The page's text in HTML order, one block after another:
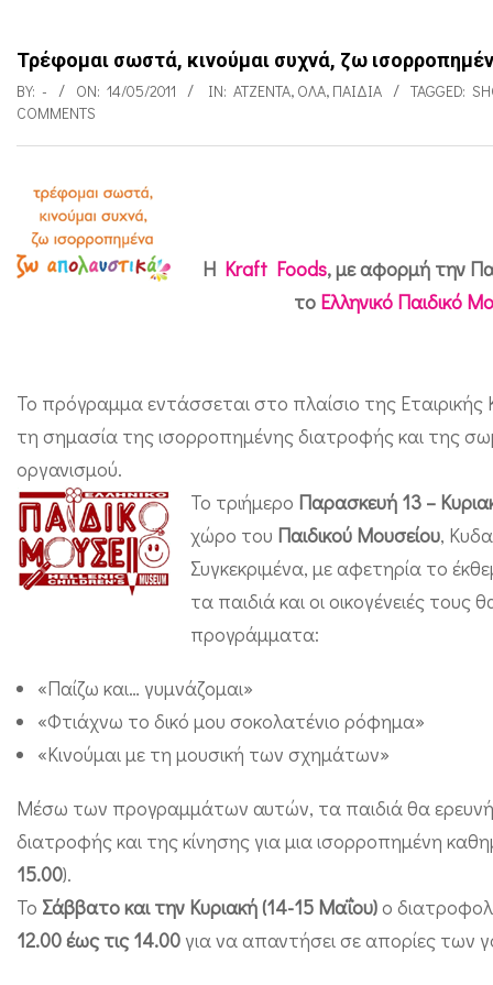
Τρέφομαι σωστά, κινούμαι συχνά, ζω
BY: - ON: 14/05/2011 IN: ΑΤΖΈΝΤΑ, ΌΛΑ, ΠΑΙΔΙΑ TAGGED:
COMMENTS
ρ
μ
α
ι
σ
ω
σ
,
κ
ι
ο
ύ
μ
α
H Kraft Foods, με αφορμή την
το Ελληνικό Παιδικό
Το πρόγραμμα εντάσσεται στο πλαίσιο της Εταιρικής
τη σημασία της ισορροπημένης διατροφής και της
οργανισμού.
Το τριήμερο Παρασκευή 13 –
χώρο του Παιδικού Μουσείου,
Συγκεκριμένα, με αφετηρία το
τα παιδιά και οι οικογένειές
προγράμματα:
«Παίζω και… γυμνάζομαι»
«Φτιάχνω το δικό μου σοκολατένιο ρόφημα»
«Κινούμαι με τη μουσική των σχημάτων»
Μέσω των προγραμμάτων αυτών, τα παιδιά θα
διατροφής και της κίνησης για μια ισορροπημένη
15.00).
Το Σάββατο και την Κυριακή (14-15 Μαΐου)ο
12.00 έως τις 14.00 για να απαντήσει σε απορίες των